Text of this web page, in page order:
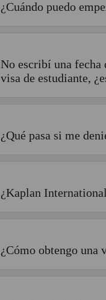
¿Cuándo puedo
No escribí una fecha
visa de estudiante,
¿Qué pasa si me
¿Kaplan
¿Cómo obtengo una